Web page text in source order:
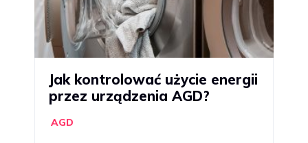
Jak kontrolować użycie energii
przez urządzenia AGD?
AGD